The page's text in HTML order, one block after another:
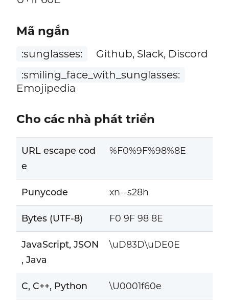
Mã ngắn
:sunglasses:
Github, Slack, Discord
:smiling_face_with_sunglasses:
Emojipedia
Cho các nhà phát triển
URL escape cod
e
%F0%9F%98%8E
Punycode xn--s28h
Bytes (UTF-8) F0 9F 98 8E
JavaScript, JSON
, Java
\uD83D\uDE0E
C, C++, Python \U0001f60e